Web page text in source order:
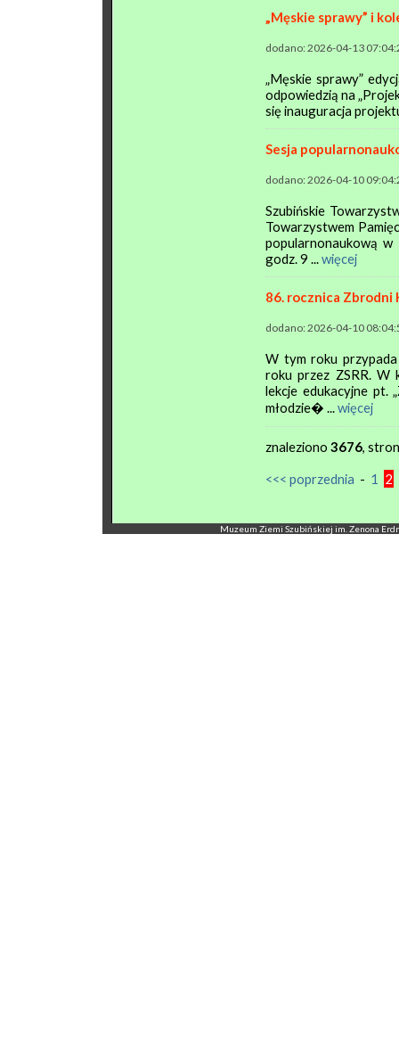
„Męskie sprawy” i
dodano: 2026-04-13
„Męskie sprawy”
odpowiedzią na
się inauguracja
Sesja
dodano: 2026-04-10
Szubińskie
Towarzystwem
popularnonaukową
godz. 9 ...więcej
86. rocznica Zbrodni
dodano: 2026-04-10
W tym roku
roku przez ZSRR. W
lekcje edukacyjne pt.
młodzie� ...więcej
znaleziono 3676,
<<< poprzednia - 1 2
Muzeum Ziemi Szubińskiej im. Zenona